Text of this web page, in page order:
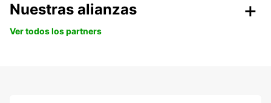
Nuestras alianzas
Ver todos los partners